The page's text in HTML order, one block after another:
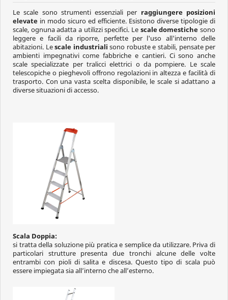
Le scale sono strumenti essenziali per raggiungere posizioni
elevatein modo sicuro ed efficiente. Esistono diverse tipologie di
scale, ognuna adatta a utilizzi specifici. Le scale domestiche sono
leggere e facili da riporre, perfette per l'uso all'interno delle
abitazioni. Lescale industriali sono robuste e stabili, pensate per
ambienti impegnativi come fabbriche e cantieri. Ci sono anche
scale specializzate per tralicci elettrici o da pompiere. Le scale
telescopiche o pieghevoli offrono regolazioni in altezza e facilità di
trasporto. Con una vasta scelta disponibile, le scale si adattano a
diverse situazioni di accesso.
Scala Doppia:
si tratta della soluzione più pratica e semplice da utilizzare. Priva di
particolari strutture presenta due tronchi alcune delle volte
entrambi con pioli di salita e discesa. Questo tipo di scala può
essere impiegata sia all’interno che all’esterno.